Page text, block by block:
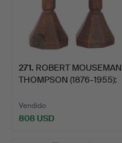
271. ROBERT MOUSEMAN
THOMPSON (1876-1955):
Vendido
808 USD